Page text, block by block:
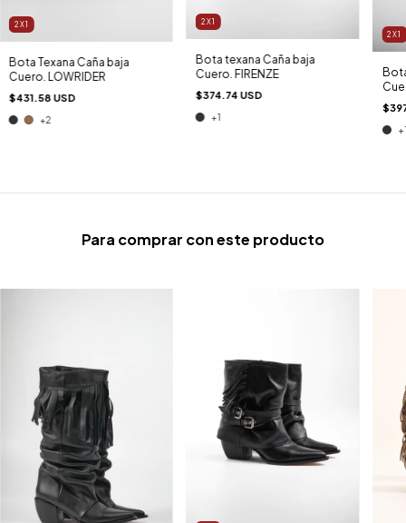
2X1
Bota Texana Caña baja
Cuero. LOWRIDER
$431.58 USD
+2
2X1
Bota texana Caña baja
Cuero. FIRENZE
$374.74 USD
+1
2X1
Para comprar con este producto